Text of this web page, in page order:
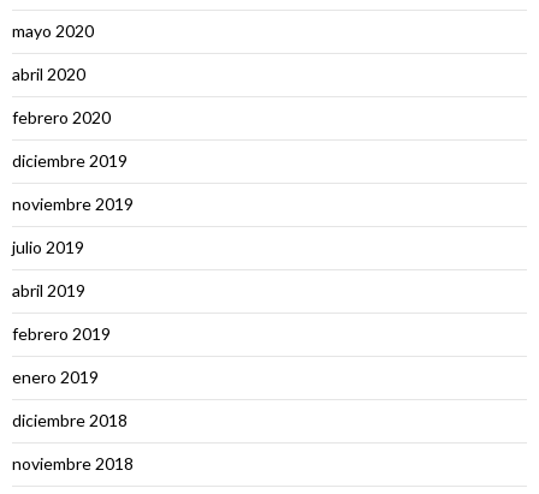
mayo 2020
abril 2020
febrero 2020
diciembre 2019
noviembre 2019
julio 2019
abril 2019
febrero 2019
enero 2019
diciembre 2018
noviembre 2018